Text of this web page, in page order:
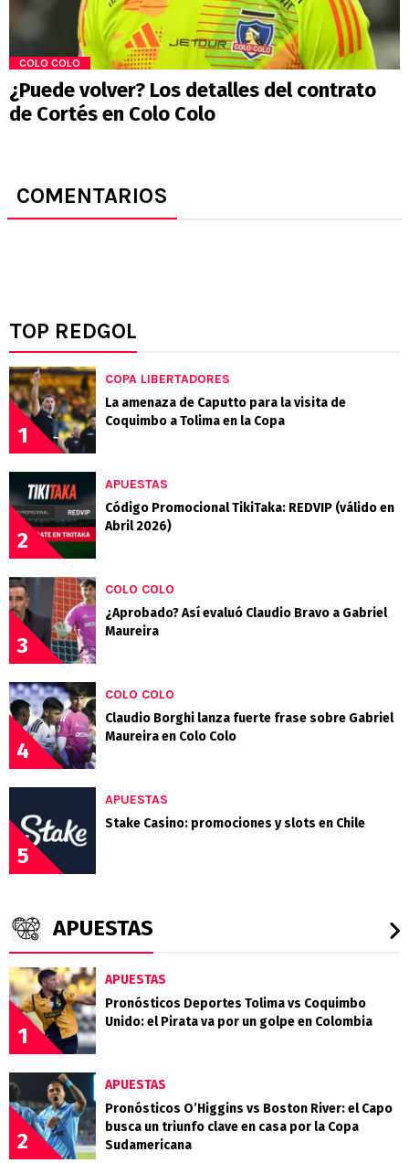
COLO COLO
¿Puede volver? Los detalles del contrato
de Cortés en Colo Colo
COMENTARIOS
TOP REDGOL
1
COPA LIBERTADORES
La amenaza de Caputto para la visita de
Coquimbo a Tolima en la Copa
2
APUESTAS
Código Promocional TikiTaka: REDVIP (válido en
Abril 2026)
3
COLO COLO
¿Aprobado? Así evaluó Claudio Bravo a Gabriel
Maureira
4
COLO COLO
Claudio Borghi lanza fuerte frase sobre Gabriel
Maureira en Colo Colo
5
APUESTAS
Stake Casino: promociones y slots en Chile
APUESTAS
1
APUESTAS
Pronósticos Deportes Tolima vs Coquimbo
Unido: el Pirata va por un golpe en Colombia
2
APUESTAS
Pronósticos O’Higgins vs Boston River: el Capo
busca un triunfo clave en casa por la Copa
Sudamericana